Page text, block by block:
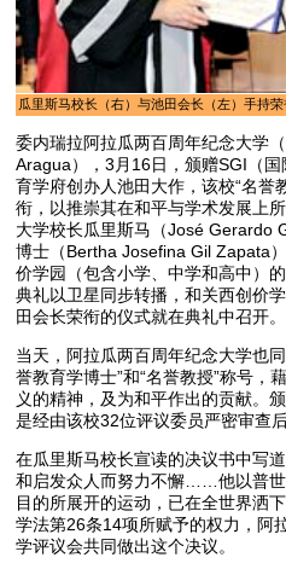
瓜里斯马校长（右）与池田会长（左）手持
委内瑞拉阿拉瓜两百周年纪念大学
Aragua），3月16日，颁赠SGI（
育学府创办人池田大作，该校“名誉
衔，以推崇其在和平与学术发展上
大学校长瓜里斯马（José Gerardo
博士（Bertha Josefina Gil Zapata
价学园（包含小学、中学和高中）
典礼以卫星同步转播，和关西创价
田会长荣衔的仪式就在典礼中召开。
当天，阿拉瓜两百周年纪念大学也
誉教育学博士”和“名誉教授”称号，
义的精神，及为和平作出的贡献。
是经由该校32位评议委员严密审查
在瓜里斯马校长宣读的决议书中写
和启发众人而努力不懈……他以普
目的所展开的运动，已在全世界
学法第26条14项所赋予的权力，阿
学评议会共同做出这个决议。